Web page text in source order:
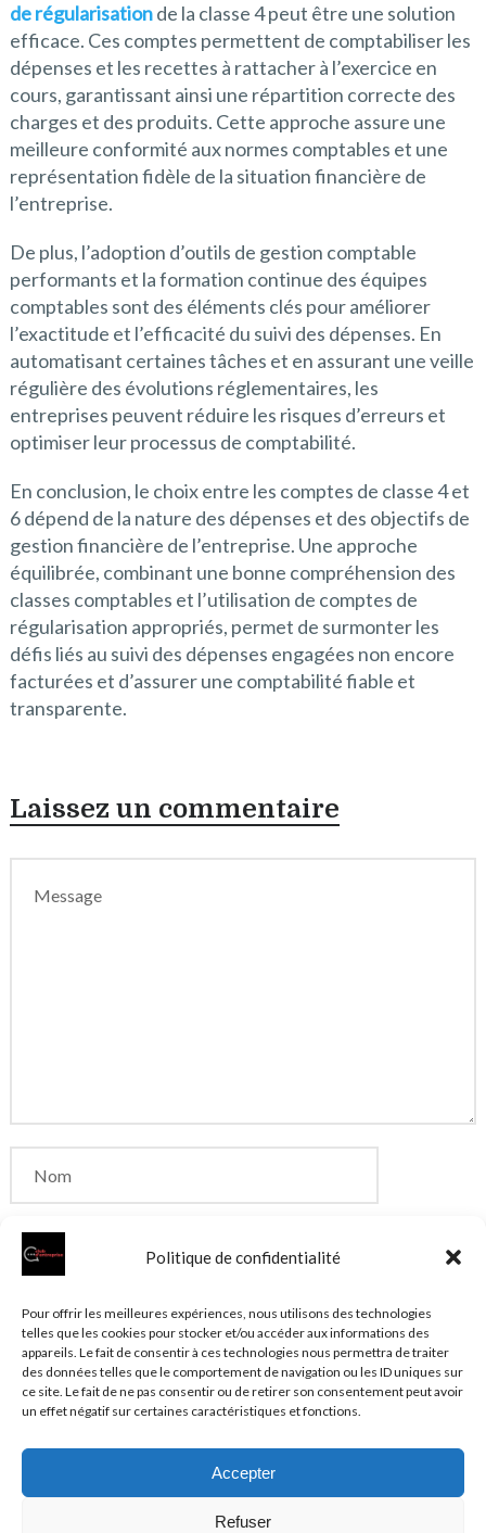
Politique de confidentialité
Pour offrir les meilleures expériences, nous utilisons des technologies
telles que les cookies pour stocker et/ou accéder aux informations des
appareils. Le fait de consentir à ces technologies nous permettra de traiter
des données telles que le comportement de navigation ou les ID uniques sur
ce site. Le fait de ne pas consentir ou de retirer son consentement peut avoir
un effet négatif sur certaines caractéristiques et fonctions.
Accepter
Refuser
de régularisationde la classe 4 peut être une solution
efficace. Ces comptes permettent de comptabiliser les
dépenses et les recettes à rattacher à l’exercice en
cours, garantissant ainsi une répartition correcte des
charges et des produits. Cette approche assure une
meilleure conformité aux normes comptables et une
représentation fidèle de la situation financière de
l’entreprise.
De plus, l’adoption d’outils de gestion comptable
performants et la formation continue des équipes
comptables sont des éléments clés pour améliorer
l’exactitude et l’efficacité du suivi des dépenses. En
automatisant certaines tâches et en assurant une veille
régulière des évolutions réglementaires, les
entreprises peuvent réduire les risques d’erreurs et
optimiser leur processus de comptabilité.
En conclusion, le choix entre les comptes de classe 4 et
6 dépend de la nature des dépenses et des objectifs de
gestion financière de l’entreprise. Une approche
équilibrée, combinant une bonne compréhension des
classes comptables et l’utilisation de comptes de
régularisation appropriés, permet de surmonter les
défis liés au suivi des dépenses engagées non encore
facturées et d’assurer une comptabilité fiable et
transparente.
Laissez un commentaire
Enregistrer mon nom, mon e-mail et mon site dans
le navigateur pour mon prochain commentaire.
Actualité au sens large